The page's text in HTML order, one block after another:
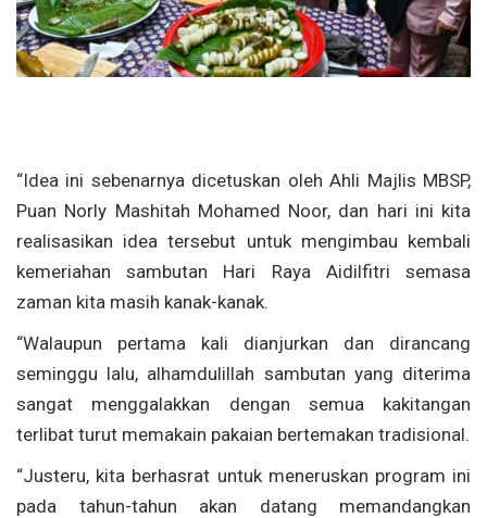
“Idea ini sebenarnya dicetuskan oleh Ahli Majlis MBSP,
Puan Norly Mashitah Mohamed Noor, dan hari ini kita
realisasikan idea tersebut untuk mengimbau kembali
kemeriahan sambutan Hari Raya Aidilfitri semasa
zaman kita masih kanak-kanak.
“Walaupun pertama kali dianjurkan dan dirancang
seminggu lalu, alhamdulillah sambutan yang diterima
sangat menggalakkan dengan semua kakitangan
terlibat turut memakain pakaian bertemakan tradisional.
“Justeru, kita berhasrat untuk meneruskan program ini
pada tahun-tahun akan datang memandangkan